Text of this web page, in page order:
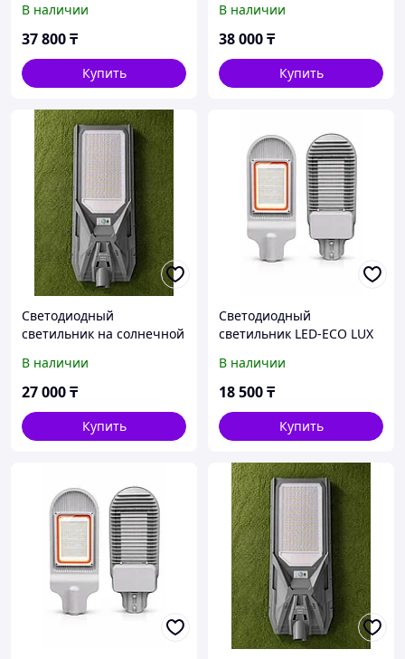
В наличии
37 800₸
Купить
В наличии
38 000₸
Купить
Светодиодный
светильник на солнечной
В наличии
27 000₸
Купить
Светодиодный
светильник LED-ECO LUX
В наличии
18 500₸
Купить